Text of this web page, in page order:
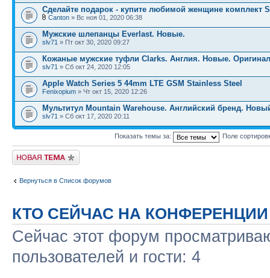
Сделайте подарок - купите любимой женщине комплект
Canton » Вс ноя 01, 2020 06:38
Мужские шлепанцы Everlast. Новые.
slv71 » Пт окт 30, 2020 09:27
Кожаные мужские туфли Clarks. Англия. Новые.
slv71 » Сб окт 24, 2020 12:05
Apple Watch Series 5 44mm LTE GSM Stainless Steel
Fenixopium » Чт окт 15, 2020 12:26
Мультитул Mountain Warehouse. Английский бренд.
slv71 » Сб окт 17, 2020 20:11
Показать темы за: Поле
Новая тема
Вернуться в Список форумов
КТО СЕЙЧАС НА КОНФЕРЕНЦИИ
Сейчас этот форум
пользователей и гости: 4